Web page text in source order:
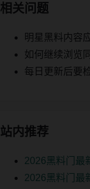
相关问题
明星黑料内容
如何继续浏览
每日更新后要
站内推荐
2026黑料门最
2026黑料门最